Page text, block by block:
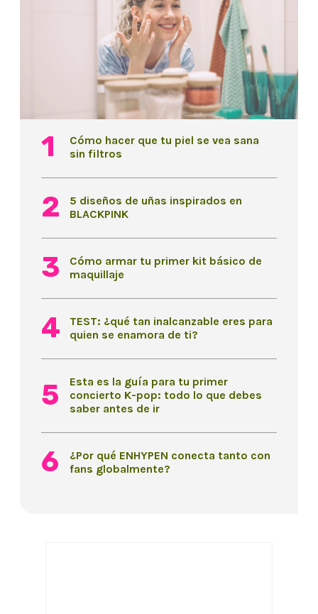
Cómo hacer que tu piel se vea sana
sin filtros
5 diseños de uñas inspirados en
BLACKPINK
Cómo armar tu primer kit básico de
maquillaje
TEST: ¿qué tan inalcanzable eres para
quien se enamora de ti?
Esta es la guía para tu primer
concierto K-pop: todo lo que debes
saber antes de ir
¿Por qué ENHYPEN conecta tanto con
fans globalmente?